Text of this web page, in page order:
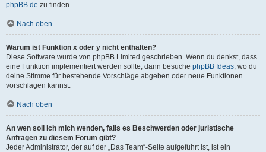
phpBB.de zu finden.
Nach oben
Warum ist Funktion x oder y nicht enthalten?
Diese Software wurde von phpBB Limited geschrieben. Wenn du denkst, dass
eine Funktion implementiert werden sollte, dann besuche phpBB Ideas, wo du
deine Stimme für bestehende Vorschläge abgeben oder neue Funktionen
vorschlagen kannst.
Nach oben
An wen soll ich mich wenden, falls es Beschwerden oder juristische
Anfragen zu diesem Forum gibt?
Jeder Administrator, der auf der „Das Team“-Seite aufgeführt ist, ist ein